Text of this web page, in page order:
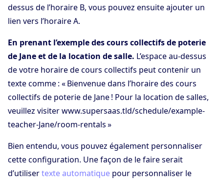
dessus de l’horaire B, vous pouvez ensuite ajouter un
lien vers l’horaire A.
En prenant l’exemple des cours collectifs de poterie
de Jane et de la location de salle. L’espace au-dessus
de votre horaire de cours collectifs peut contenir un
texte comme : « Bienvenue dans l’horaire des cours
collectifs de poterie de Jane ! Pour la location de salles,
veuillez visiter www.supersaas.tld/schedule/example-
teacher-Jane/room-rentals »
Bien entendu, vous pouvez également personnaliser
cette configuration. Une façon de le faire serait
d’utilisertexte automatique pour personnaliser le